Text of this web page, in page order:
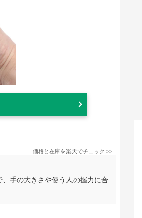
価格と在庫を楽天でチェック >>
手の大きさや使う人の握力に合